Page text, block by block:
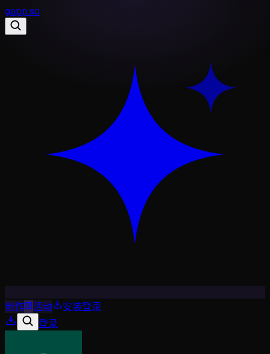
gapp.so
创作 活动 安装登录
登录